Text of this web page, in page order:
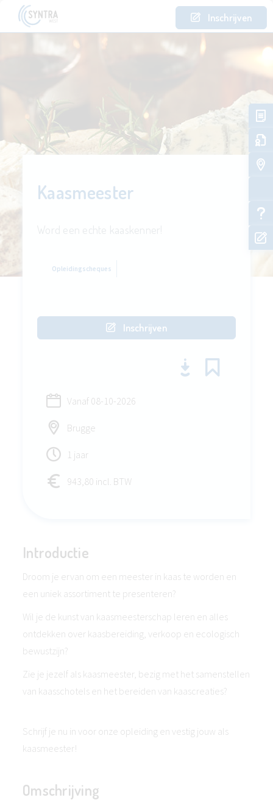
Inschrijven
Kaasmeester
Opleidingscheques
Inschrijven
Vanaf 08-10-2026
Brugge
1 jaar
943,80 incl. BTW
Introductie
Droom je ervan om een meester in kaas te worden en
een uniek assortiment te presenteren?
Wil je de kunst van kaasmeesterschap leren en alles
ontdekken over kaasbereiding, verkoop en ecologisch
bewustzijn?
Zie je jezelf als kaasmeester, bezig met het samenstellen
van kaasschotels en het bereiden van kaascreaties?
Schrijf je nu in voor onze opleiding en vestig jouw als
kaasmeester!
Omschrijving